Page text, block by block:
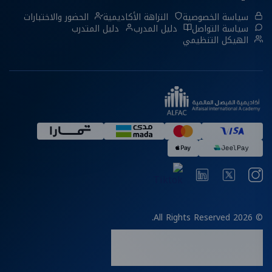
سياسة الخصوصية النزاهة الأكاديمية الحضور والاختبارات
سياسة التواصل دليل المدرب دليل المتدرب
الهيكل التنظيمي
© 2026 All Rights Reserved.